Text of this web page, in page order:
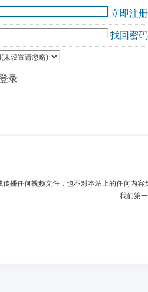
立即注册
找回密码
录
播任何视频文件，也不对本站上的任何内
我们第